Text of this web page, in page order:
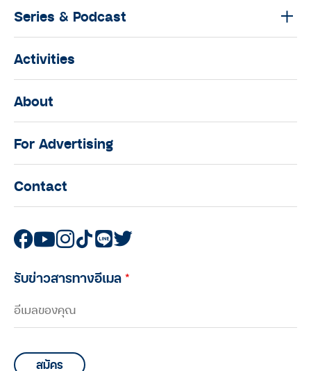
Series & Podcast
Activities
About
For Advertising
Contact
รับข่าวสารทางอีเมล*